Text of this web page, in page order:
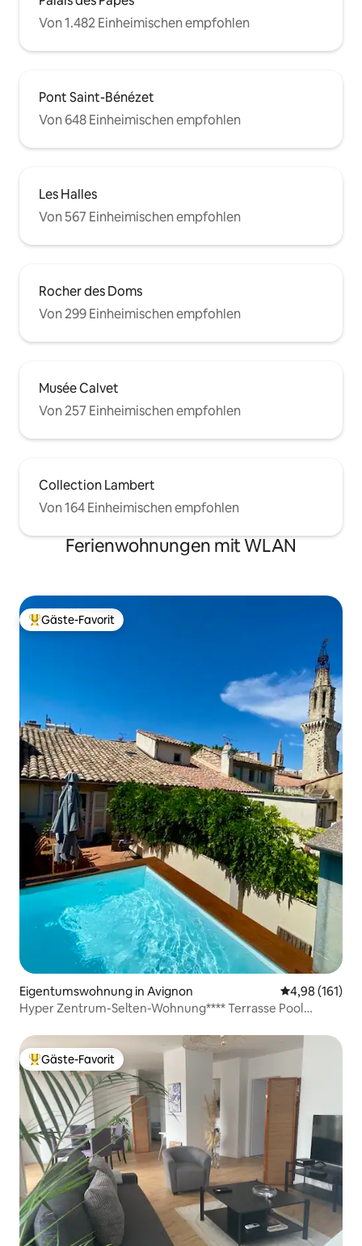
Von 1.482 Einheimischen empfohlen
Pont Saint-Bénézet
Von 648 Einheimischen empfohlen
Les Halles
Von 567 Einheimischen empfohlen
Rocher des Doms
Von 299 Einheimischen empfohlen
Musée Calvet
Von 257 Einheimischen empfohlen
Collection Lambert
Von 164 Einheimischen empfohlen
Ferienwohnungen mit WLAN
Beliebter Gäste-Favorit.
Gäste-Favorit
Eigentumswohnung in Avignon
4,98 (161)
Hyper Zentrum-Selten-Wohnung**** Terrasse Pool
Beliebter Gäste-Favorit.
Gäste-Favorit